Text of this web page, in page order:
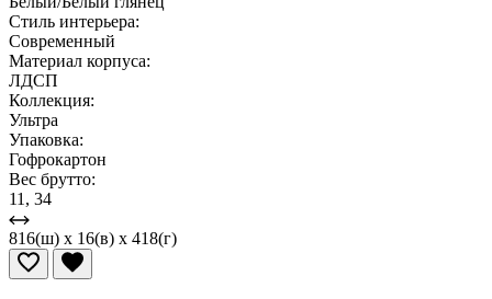
Стиль интерьера:
Современный
Материал корпуса:
ЛДСП
Коллекция:
Ультра
Упаковка:
Гофрокартон
Вес брутто:
11, 34
816(ш) x 16(в) x 418(г)